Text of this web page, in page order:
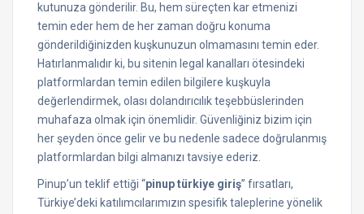
kutunuza gönderilir. Bu, hem süreçten kar etmenizi
temin eder hem de her zaman doğru konuma
gönderildiğinizden kuşkunuzun olmamasını temin eder.
Hatırlanmalıdır ki, bu sitenin legal kanalları ötesindeki
platformlardan temin edilen bilgilere kuşkuyla
değerlendirmek, olası dolandırıcılık teşebbüslerinden
muhafaza olmak için önemlidir. Güvenliğiniz bizim için
her şeyden önce gelir ve bu nedenle sadece doğrulanmış
platformlardan bilgi almanızı tavsiye ederiz.
Pinup’un teklif ettiği “pinup türkiye giriş” fırsatları,
Türkiye’deki katılımcılarımızın spesifik taleplerine yönelik